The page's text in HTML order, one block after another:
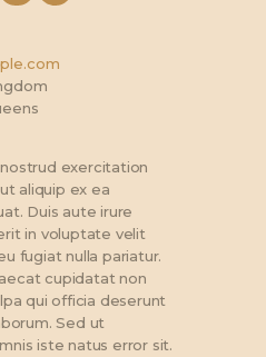
exercitation
aliquip ex ea
Duis aute irure
in voluptate velit
fugiat nulla pariatur.
cupidatat non
qui officia deserunt
Sed ut
iste natus error sit.